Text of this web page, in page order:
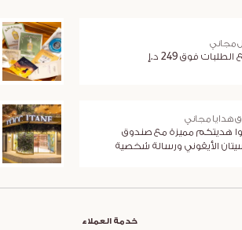
مجاني
فوق 249 د.إ
هدايا مجاني
هديتكم مميزة مع صندوق
الأيقوني ورسالة شخصية
خدمة العملاء